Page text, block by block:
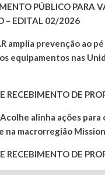
PÚBLICO PARA
– EDITAL 02/2026
amplia prevenção ao
equipamentos nas
RECEBIMENTO DE
alinha ações para
na macrorregião
RECEBIMENTO DE